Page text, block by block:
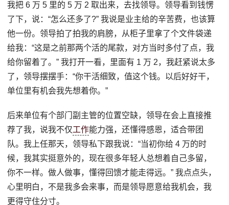
我把 6 万 5 里的 5 万 2 取出来，去找领导。领导看到钱愣
了下，说：“怎么还多了?” 我说是业主给的辛苦费，也该算
他一份。领导拍了拍我的肩膀，从柜子里拿了个文件袋递
给我：“这是之前那两个活的尾款，对方当时多付了点，我
给你留着了。” 我打开一看，里面有 1 万 2，我赶紧说太多
了，领导摆摆手：“你干活细致，值这个钱。以后好好干，
单位里有机会我先想着你。”
后来单位有个部门副主管的位置空缺，领导在会上直接推
荐了我，说我不仅工作能力强，还懂得感恩，适合带团
队。我上任那天，领导私下跟我说：“当初你给 4 万的时
候，我其实挺意外的，现在很多年轻人总想着自己多留，
你不一样。做人做事，懂得回馈才能走得远。” 我点点头，
心里明白，不是我多会来事，而是领导愿意给我机会，我
更得守住分寸。